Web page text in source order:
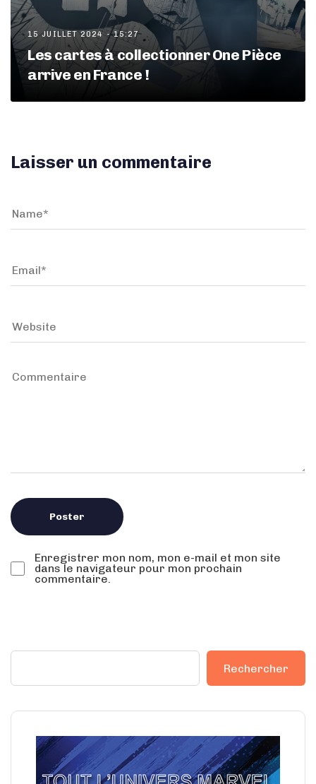
15 JUILLET 2024 - 15:27
Les cartes à collectionner One Pièce
arrive en France !
Laisser un commentaire
Enregistrer mon nom, mon e-mail et mon site
dans le navigateur pour mon prochain
commentaire.
Rechercher
Rechercher